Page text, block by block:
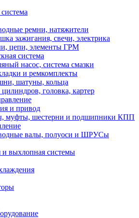
ремни, натяжители
зажигания, свечи, электрика
цепи, элементы ГРМ
система
насос, система смазки
и ремкомплекты
шатуны, кольца
головка, картер
и привод
муфты, шестерни и подшипники КПП
валы, полуоси и ШРУСы
и выхлопная системы